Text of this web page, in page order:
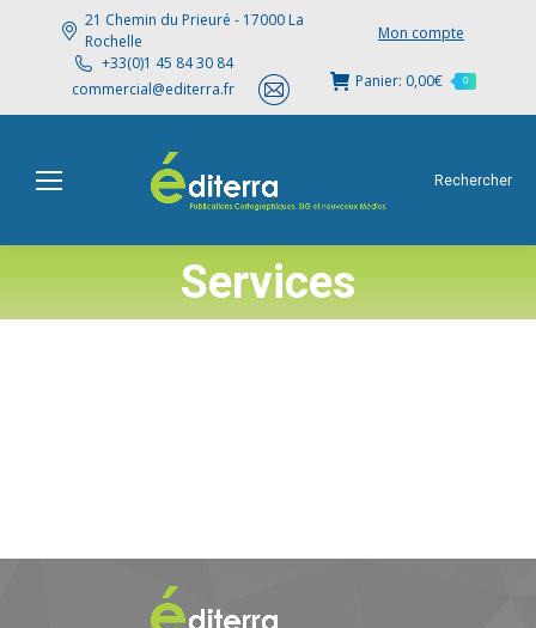
21 Chemin du Prieuré - 17000 La
Rochelle
+33(0)1 45 84 30 84
commercial@editerra.fr
Mon compte
Panier: 0,00€ 0
Rechercher
Services